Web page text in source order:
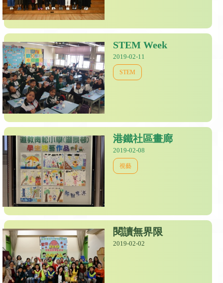
STEM Week
2019-02-11
STEM
港鐵社區畫廊
2019-02-08
視藝
閱讀無界限
2019-02-02